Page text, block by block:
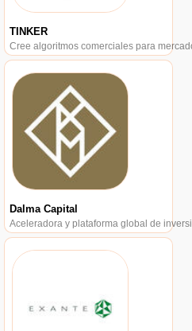
TINKER
Cree algoritmos comerciales para
Dalma Capital
Aceleradora y plataforma global de